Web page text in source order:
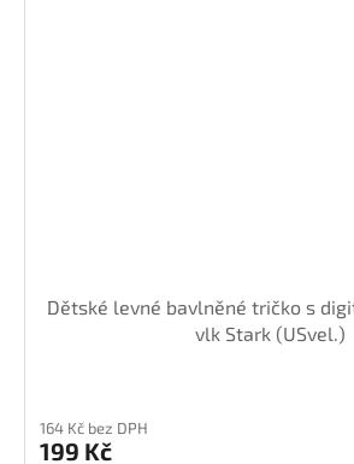
Dětské levné bavlněné tričko s
vlk Stark (USvel.)
164 Kč bez DPH
199 Kč